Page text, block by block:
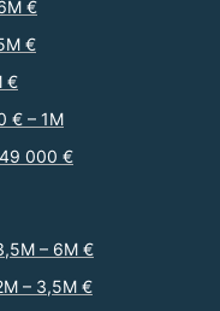
€
€
€
€ – 1M
000 €
– 6M €
– 3,5M €